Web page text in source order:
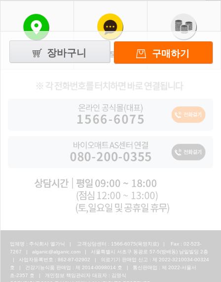
구매하기
장바구니
업체명 : 주식회사 엘가닉 | 고객상담센터 : 1566-6075(육영치료) | Fax : 02-523-
7267 | alganic@alganic.com | 서울특별시 서초구 동광로 57-5(방배동) 남일빌딩 2층
| 사업자등록번호 : 862-87-02902 | 의료기기 판매업 신고 : 제 2022-3210034-00324
호 | 건강기능식품 판매업 : 제 2014-0098014 호 | 통신판매업 : 제 2022-서울서
초-2357 호 | 개인정보 책임관리자 대표자 : 김영식